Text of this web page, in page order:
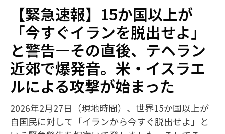
【緊急速報】15か国以上が
「今すぐイランを脱出せよ」
と警告—その直後、テヘラン
近郊で爆発音。米・イスラエ
ルによる攻撃が始まった
2026年2月27日（現地時間）、世界15か国以上が
自国民に対して「イランから今すぐ脱出せよ」と